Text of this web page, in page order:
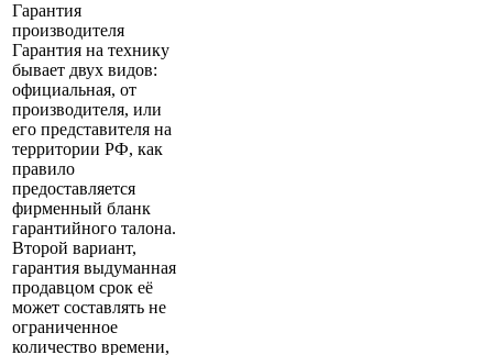
Гарантия
производителя
Гарантия на технику
бывает двух видов:
официальная, от
производителя, или
его представителя на
территории РФ, как
правило
предоставляется
фирменный бланк
гарантийного талона.
Второй вариант,
гарантия выдуманная
продавцом срок её
может составлять не
ограниченное
количество времени,